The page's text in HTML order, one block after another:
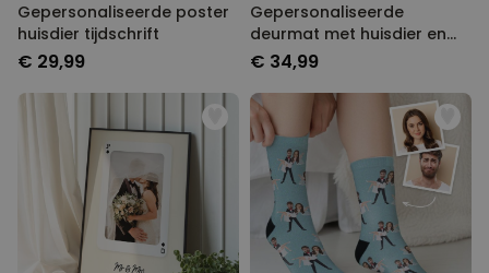
Gepersonaliseerde poster
huisdier tijdschrift
€ 29,99
Gepersonaliseerde
deurmat met huisdier en
tekst
€ 34,99